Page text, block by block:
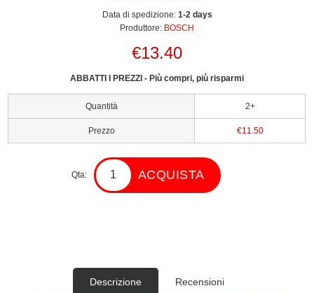
Data di spedizione: 1-2 days
Produttore: BOSCH
€13.40
ABBATTI I PREZZI - Più compri, più risparmi
Quantità 2+
Prezzo €11.50
Qta: ACQUISTA
Descrizione Recensioni